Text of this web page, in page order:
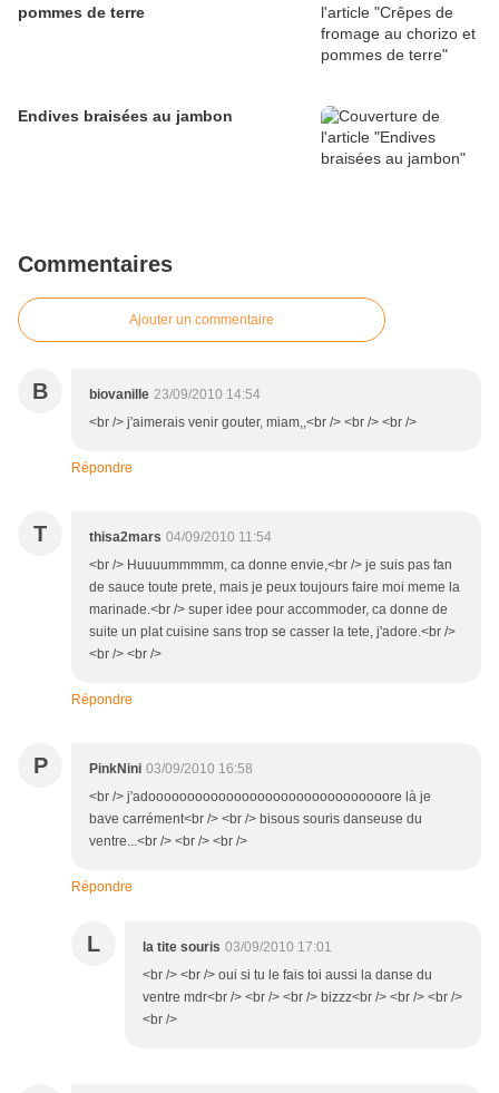
pommes de terre
Endives braisées au jambon
Commentaires
Ajouter un commentaire
B biovanille 23/09/2010 14:54
<br /> j'aimerais venir gouter, miam,,<br /> <br /> <br />
Répondre
T thisa2mars 04/09/2010 11:54
<br /> Huuuummmmm, ca donne envie,<br /> je suis pas fan
de sauce toute prete, mais je peux toujours faire moi meme la
marinade.<br /> super idee pour accommoder, ca donne de
suite un plat cuisine sans trop se casser la tete, j'adore.<br />
<br /> <br />
Répondre
P PinkNini 03/09/2010 16:58
<br /> j'adooooooooooooooooooooooooooooooore là je
bave carrément<br /> <br /> bisous souris danseuse du
ventre...<br /> <br /> <br />
Répondre
L la tite souris 03/09/2010 17:01
<br /> <br /> oui si tu le fais toi aussi la danse du
ventre mdr<br /> <br /> <br /> bizzz<br /> <br /> <br />
<br />